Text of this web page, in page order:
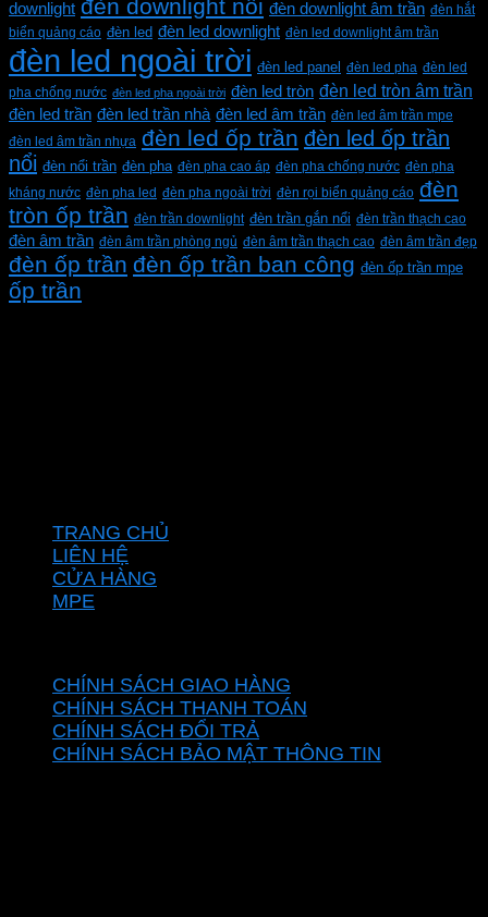
downlight đèn downlight nổi đèn downlight âm trần đèn hắt
biển quảng cáo đèn led đèn led downlight đèn led downlight âm trần
đèn led ngoài trời đèn led panel đèn led pha đèn led
pha chống nước đèn led pha ngoài trời đèn led tròn đèn led tròn âm trần
đèn led trần đèn led trần nhà đèn led âm trần đèn led âm trần mpe
đèn led âm trần nhựa đèn led ốp trần đèn led ốp trần
nổi đèn nổi trần đèn pha đèn pha cao áp đèn pha chống nước đèn pha
kháng nước đèn pha led đèn pha ngoài trời đèn rọi biển quảng cáo đèn
tròn ốp trần đèn trần downlight đèn trần gắn nổi đèn trần thạch cao
đèn âm trần đèn âm trần phòng ngủ đèn âm trần thạch cao đèn âm trần đẹp
đèn ốp trần đèn ốp trần ban công đèn ốp trần mpe
ốp trần
TRANG CHỦ
LIÊN HỆ
CỬA HÀNG
MPE
CHÍNH SÁCH GIAO HÀNG
CHÍNH SÁCH THANH TOÁN
CHÍNH SÁCH ĐỔI TRẢ
CHÍNH SÁCH BẢO MẬT THÔNG TIN